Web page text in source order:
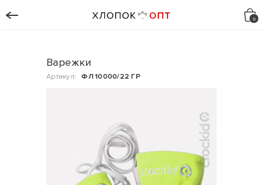
Варежки
Артикул: ФЛ 10000/22 ГР